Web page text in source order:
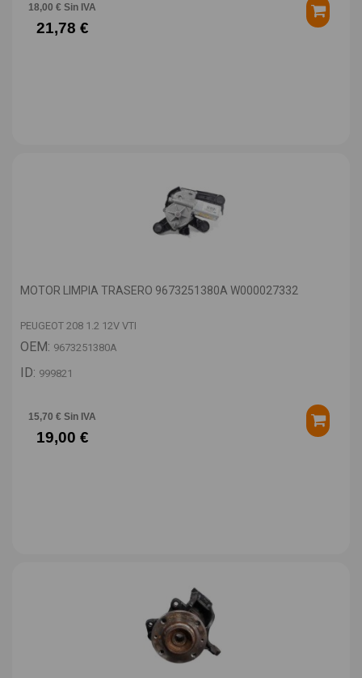
18,00 € Sin IVA
21,78 €
MOTOR LIMPIA TRASERO 9673251380A W000027332
PEUGEOT 208 1.2 12V VTI
OEM: 9673251380A
ID: 999821
15,70 € Sin IVA
19,00 €